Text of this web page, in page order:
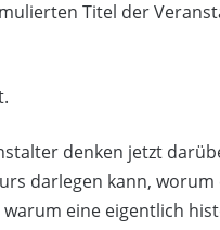
Titel der
denken jetzt
darlegen kann, worum
eine eigentlich